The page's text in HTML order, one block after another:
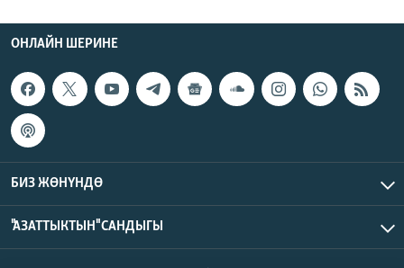
ОНЛАЙН ШЕРИНЕ
БИЗ ЖӨНҮНДӨ
"АЗАТТЫКТЫН" САНДЫГЫ